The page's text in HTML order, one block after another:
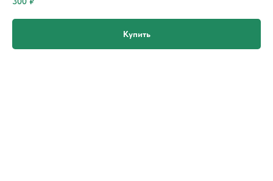
Купить